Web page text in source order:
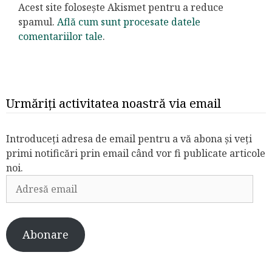
Acest site folosește Akismet pentru a reduce
spamul. Află cum sunt procesate datele
comentariilor tale.
Urmăriți activitatea noastră via email
Introduceți adresa de email pentru a vă abona și veți
primi notificări prin email când vor fi publicate articole
noi.
Adresă
email
Abonare